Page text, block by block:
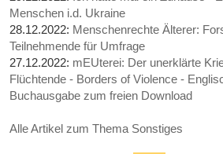
Menschen i.d. Ukraine
28.12.2022: Menschenrechte Älterer:
Teilnehmende für Umfrage
27.12.2022: mEUterei: Der unerklärte
Flüchtende - Borders of Violence -
Buchausgabe zum freien Download
Alle Artikel zum Thema Sonstiges